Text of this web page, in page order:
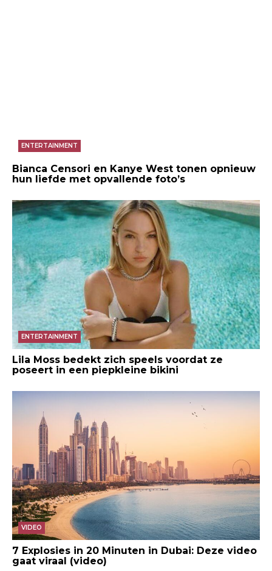
ENTERTAINMENT
Bianca Censori en Kanye West tonen opnieuw
hun liefde met opvallende foto’s
ENTERTAINMENT
Lila Moss bedekt zich speels voordat ze
poseert in een piepkleine bikini
VIDEO
7 Explosies in 20 Minuten in Dubai: Deze video
gaat viraal (video)